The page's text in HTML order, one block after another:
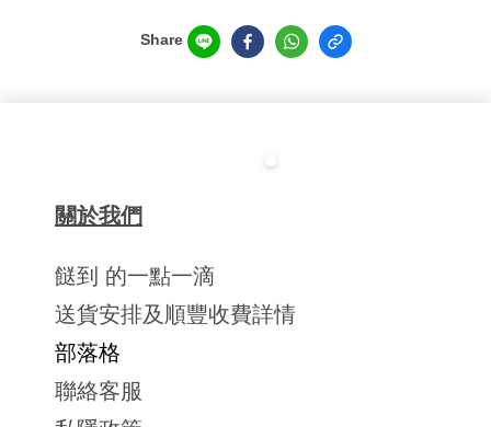
Share
關於我們
餸到 的一點一滴
送貨安排及順豐收費詳情
部落格
聯絡客服